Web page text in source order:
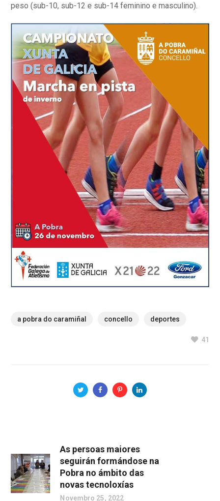
peso (sub-10, sub-12 e sub-14 feminino e masculino).
a pobra do caramiñal concello deportes
41
As persoas maiores
seguirán formándose na
Pobra no ámbito das
novas tecnoloxías
Novembro 25, 2022